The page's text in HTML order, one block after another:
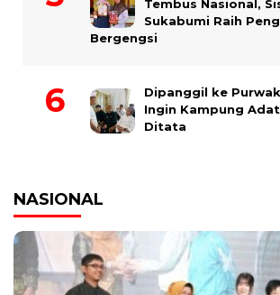
Tembus Nasional,
Sukabumi Raih
Bergengsi
Dipanggil ke
Ingin Kampung
Ditata
NASIONAL